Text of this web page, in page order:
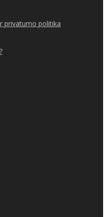
privatumo politika